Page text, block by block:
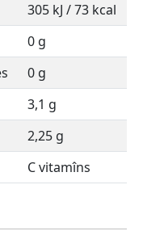
305 kJ / 73 kcal
0 g
0 g
3,1 g
2,25 g
C vitamîns